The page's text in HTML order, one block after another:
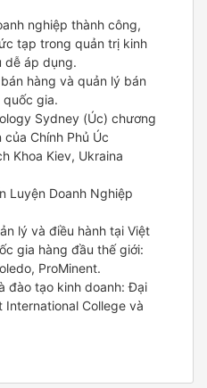
nghiệp thành công,
tạp trong quản trị kinh
dễ áp dụng.
hàng và quản lý bán
gia.
Sydney (Úc) chương
Chính Phủ Úc
Khoa Kiev, Ukraina
Luyện Doanh Nghiệp
lý và điều hành tại Việt
gia hàng đầu thế giới:
ProMinent.
đào tạo kinh doanh: Đại
International College và